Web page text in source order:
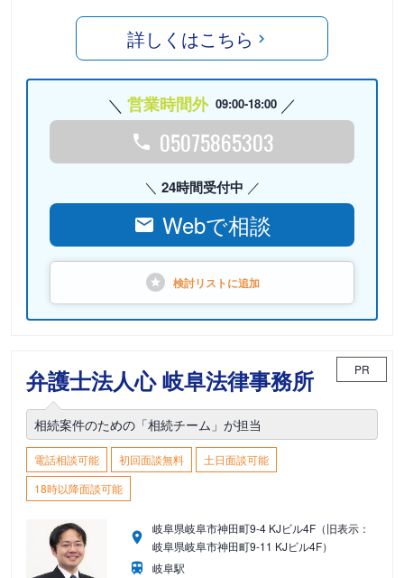
詳しくはこちら
営業時間外 09:00-18:00
05075865303
24時間受付中
Webで相談
検討リストに追加
弁護士法人心 岐阜法律事務所 PR
相続案件のための「相続チーム」が担当
電話相談可能 初回面談無料
土日面談可能
18時以降面談可能
岐阜県岐阜市神田町9-4 KJビル4F（旧表示：
岐阜県岐阜市神田町9-11 KJビル4F）
岐阜駅